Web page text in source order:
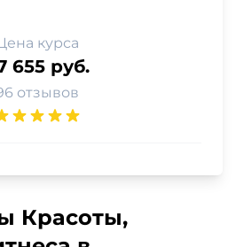
курса
655 руб.
отзывов
Красоты,